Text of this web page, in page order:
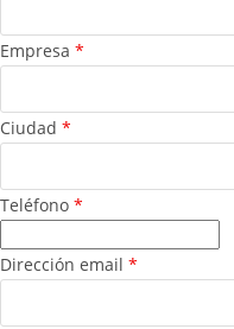
Empresa *
Ciudad *
Teléfono *
Dirección email *